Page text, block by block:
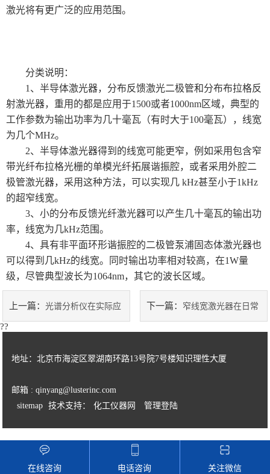
激光将有更广泛的应用范围。
分类说明：
1、半导体激光器，分布反馈激光二极管和分布布拉格反
射激光器，重用的都是应用于1500或者1000nm区域，典型的
工作参数为输出功率为几十毫瓦（有时大于100毫瓦），线宽
为几个MHz。
2、半导体激光器得到的线宽可能更窄，例如采用包含窄
带光纤布拉格光栅的单模光纤拓展谐振腔，或者采用外腔二
极管激光器，采用这种方法，可以实现几 kHz甚至小于1kHz
的超窄线宽。
3、小的分布反馈光纤激光器可以产生几十毫瓦的输出功
率，线宽为几kHz范围。
4、具有非平面环形谐振腔的二极管泵浦固态体激光器也
可以得到几kHz的线宽。同时输出功率相对较高，在1W量
级，尽管典型波长为1064nm，其它的波长区域。
上一篇：光谱分析仪在实际应 下一篇： 窄线宽激光器在日常
??
地址：北京市海淀区翠湖南环路13号院7号楼知识理性大厦
邮箱 : qinyang@lusterinc.com
sitemap
技术支持： 化工仪器网 管理登陆
在线咨询 电话咨询 关注微信